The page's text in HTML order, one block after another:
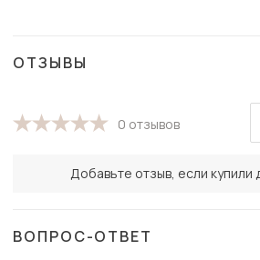
ОТЗЫВЫ
0 отзывов
Добавьте отзыв, если купили
ВОПРОС-ОТВЕТ